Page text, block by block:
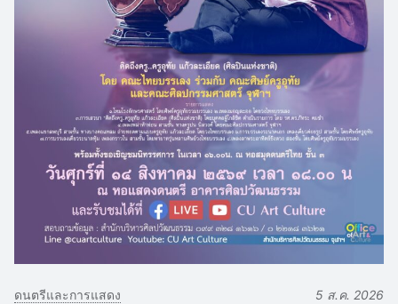
ดนตรีและการแสดง 5 ส.ค. 2026